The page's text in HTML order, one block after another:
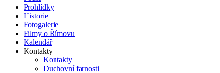
Prohlídky
Historie
Fotogalerie
Filmy o Římovu
Kalendář
Kontakty
Kontakty
Duchovní farnosti